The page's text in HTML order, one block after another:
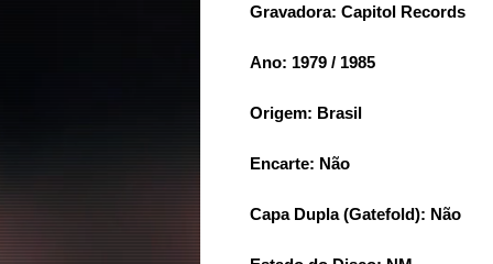
Gravadora: Capitol Records
Ano: 1979 / 1985
Origem: Brasil
Encarte: Não
Capa Dupla (Gatefold): Não